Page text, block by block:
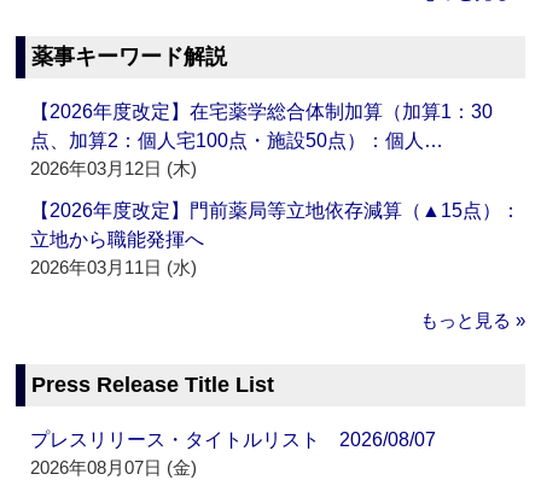
薬事キーワード解説
【2026年度改定】在宅薬学総合体制加算（加算1：30
点、加算2：個人宅100点・施設50点）：個人…
2026年03月12日 (木)
【2026年度改定】門前薬局等立地依存減算（▲15点）：
立地から職能発揮へ
2026年03月11日 (水)
もっと見る »
Press Release Title List
プレスリリース・タイトルリスト 2026/08/07
2026年08月07日 (金)